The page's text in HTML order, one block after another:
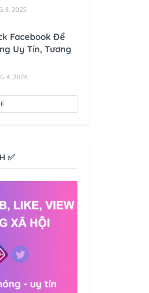
8, 2025
Facebook Để
Uy Tín, Tương
4, 2026
✅